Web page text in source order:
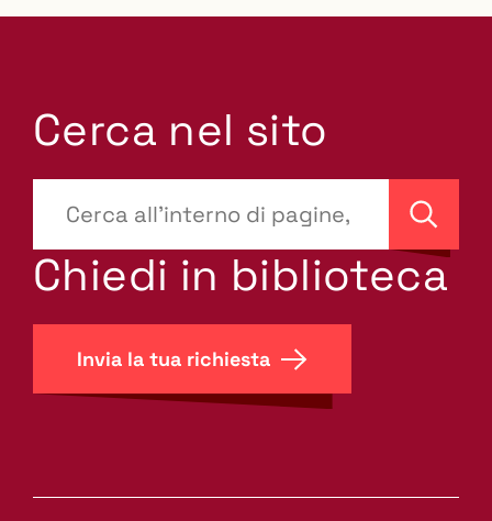
Cerca nel sito
site-
search.label???
Cerca
Chiedi in biblioteca
Invia la tua richiesta